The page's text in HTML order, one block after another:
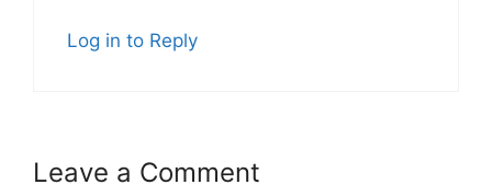
Log in to Reply
Leave a Comment